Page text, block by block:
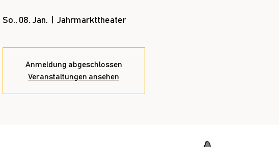
So., 08. Jan. Jahrmarkttheater
Anmeldung abgeschlossen
Veranstaltungen ansehen